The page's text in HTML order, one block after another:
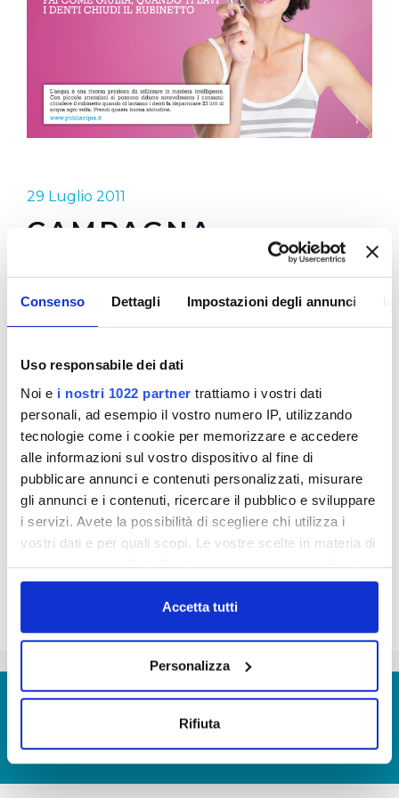
Consenso Dettagli Impostazioni degli annunci
Uso responsabile dei dati
Noi e i nostri 1022 partner trattiamo i vostri dati
personali, ad esempio il vostro numero IP, utilizzando
tecnologie come i cookie per memorizzare e accedere
alle informazioni sul vostro dispositivo al fine di
pubblicare annunci e contenuti personalizzati, misurare
gli annunci e i contenuti, ricercare il pubblico e sviluppare
i servizi. Avete la possibilità di scegliere chi utilizza i
vostri dati e per quali scopi. Le vostre scelte in materia di
in cui avete effettuato le vostre scelte. È possibile
modificare o revocare il proprio consenso in qualsiasi
momento dalla Dichiarazione sui cookie o facendo clic
Con il tuo consenso, vorremmo anche:
raccogliere informazioni sulla tua posizione
Identificare il tuo dispositivo, scansionandolo
Accetta tutti
Personalizza
Rifiuta
29 Luglio 2011
CAMPAGNA
RISPARMIO IDRICO
dell'acqua. I soggetti sono tre di noi, tre
cittadini/utenti, Giulia, Luca e Sergio che con
piccole azioni quotidiane contribuiscono a
preservare una risorsa preziosa.
publiacqua_ott.mp3
© Copyright 2017 - 2026
GLOSSARIO